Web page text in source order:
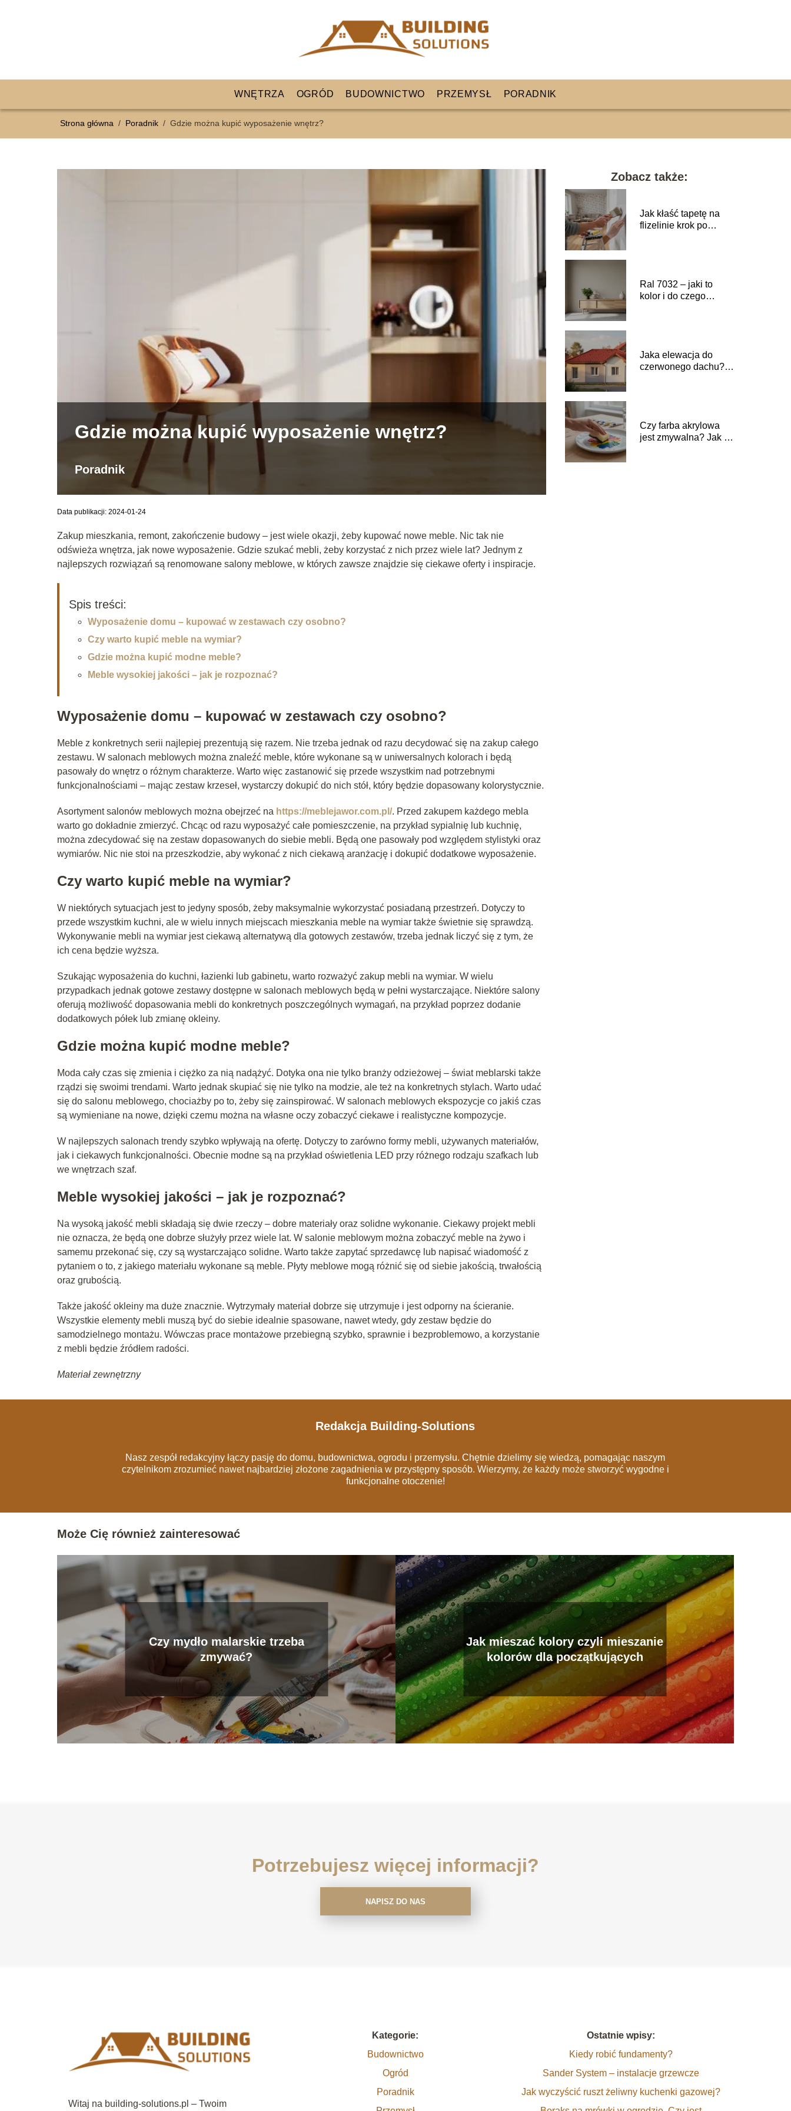
WNĘTRZA OGRÓD BUDOWNICTWO PRZEMYSŁ PORADNIK
Strona główna / Poradnik / Gdzie można kupić wyposażenie wnętrz?
Gdzie można kupić wyposażenie wnętrz?
Poradnik
Data publikacji: 2024-01-24
Zakup mieszkania, remont, zakończenie budowy – jest wiele okazji, żeby kupować nowe meble. Nic tak nie
odświeża wnętrza, jak nowe wyposażenie. Gdzie szukać mebli, żeby korzystać z nich przez wiele lat? Jednym z
najlepszych rozwiązań są renomowane salony meblowe, w których zawsze znajdzie się ciekawe oferty i inspiracje.
Spis treści:
Wyposażenie domu – kupować w zestawach czy osobno?
Czy warto kupić meble na wymiar?
Gdzie można kupić modne meble?
Meble wysokiej jakości – jak je rozpoznać?
Wyposażenie domu – kupować w zestawach czy osobno?
Meble z konkretnych serii najlepiej prezentują się razem. Nie trzeba jednak od razu decydować się na zakup całego
zestawu. W salonach meblowych można znaleźć meble, które wykonane są w uniwersalnych kolorach i będą
pasowały do wnętrz o różnym charakterze. Warto więc zastanowić się przede wszystkim nad potrzebnymi
funkcjonalnościami – mając zestaw krzeseł, wystarczy dokupić do nich stół, który będzie dopasowany kolorystycznie.
Asortyment salonów meblowych można obejrzeć na https://meblejawor.com.pl/. Przed zakupem każdego mebla
warto go dokładnie zmierzyć. Chcąc od razu wyposażyć całe pomieszczenie, na przykład sypialnię lub kuchnię,
można zdecydować się na zestaw dopasowanych do siebie mebli. Będą one pasowały pod względem stylistyki oraz
wymiarów. Nic nie stoi na przeszkodzie, aby wykonać z nich ciekawą aranżację i dokupić dodatkowe wyposażenie.
Czy warto kupić meble na wymiar?
W niektórych sytuacjach jest to jedyny sposób, żeby maksymalnie wykorzystać posiadaną przestrzeń. Dotyczy to
przede wszystkim kuchni, ale w wielu innych miejscach mieszkania meble na wymiar także świetnie się sprawdzą.
Wykonywanie mebli na wymiar jest ciekawą alternatywą dla gotowych zestawów, trzeba jednak liczyć się z tym, że
ich cena będzie wyższa.
Szukając wyposażenia do kuchni, łazienki lub gabinetu, warto rozważyć zakup mebli na wymiar. W wielu
przypadkach jednak gotowe zestawy dostępne w salonach meblowych będą w pełni wystarczające. Niektóre salony
oferują możliwość dopasowania mebli do konkretnych poszczególnych wymagań, na przykład poprzez dodanie
dodatkowych półek lub zmianę okleiny.
Gdzie można kupić modne meble?
Moda cały czas się zmienia i ciężko za nią nadążyć. Dotyka ona nie tylko branży odzieżowej – świat meblarski także
rządzi się swoimi trendami. Warto jednak skupiać się nie tylko na modzie, ale też na konkretnych stylach. Warto udać
się do salonu meblowego, chociażby po to, żeby się zainspirować. W salonach meblowych ekspozycje co jakiś czas
są wymieniane na nowe, dzięki czemu można na własne oczy zobaczyć ciekawe i realistyczne kompozycje.
W najlepszych salonach trendy szybko wpływają na ofertę. Dotyczy to zarówno formy mebli, używanych materiałów,
jak i ciekawych funkcjonalności. Obecnie modne są na przykład oświetlenia LED przy różnego rodzaju szafkach lub
we wnętrzach szaf.
Meble wysokiej jakości – jak je rozpoznać?
Na wysoką jakość mebli składają się dwie rzeczy – dobre materiały oraz solidne wykonanie. Ciekawy projekt mebli
nie oznacza, że będą one dobrze służyły przez wiele lat. W salonie meblowym można zobaczyć meble na żywo i
samemu przekonać się, czy są wystarczająco solidne. Warto także zapytać sprzedawcę lub napisać wiadomość z
pytaniem o to, z jakiego materiału wykonane są meble. Płyty meblowe mogą różnić się od siebie jakością, trwałością
oraz grubością.
Także jakość okleiny ma duże znacznie. Wytrzymały materiał dobrze się utrzymuje i jest odporny na ścieranie.
Wszystkie elementy mebli muszą być do siebie idealnie spasowane, nawet wtedy, gdy zestaw będzie do
samodzielnego montażu. Wówczas prace montażowe przebiegną szybko, sprawnie i bezproblemowo, a korzystanie
z mebli będzie źródłem radości.
Materiał zewnętrzny
Zobacz także:
Jak kłaść tapetę na
flizelinie krok po
Ral 7032 – jaki to
kolor i do czego
Jaka elewacja do
czerwonego dachu?
Czy farba akrylowa
jest zmywalna? Jak ją
Redakcja Building-Solutions
Nasz zespół redakcyjny łączy pasję do domu, budownictwa, ogrodu i przemysłu. Chętnie dzielimy się wiedzą, pomagając naszym
czytelnikom zrozumieć nawet najbardziej złożone zagadnienia w przystępny sposób. Wierzymy, że każdy może stworzyć wygodne i
funkcjonalne otoczenie!
Może Cię również zainteresować
Czy mydło malarskie trzeba
zmywać?
Jak mieszać kolory czyli mieszanie
kolorów dla początkujących
Potrzebujesz więcej informacji?
NAPISZ DO NAS
Witaj na building-solutions.pl – Twoim
Kategorie:
Budownictwo
Ogród
Poradnik
Ostatnie wpisy:
Kiedy robić fundamenty?
Sander System – instalacje grzewcze
Jak wyczyścić ruszt żeliwny kuchenki gazowej?